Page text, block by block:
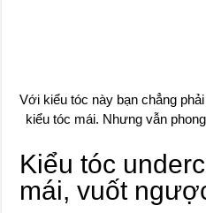
Với kiểu tóc này bạn chẳng
kiểu tóc mái. Nhưng vẫn
Kiểu tóc
mái, vuốt